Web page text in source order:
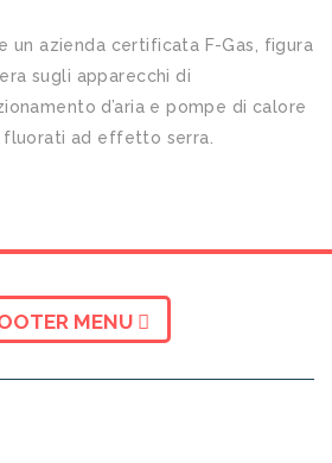
un azienda certificata F-Gas, figura
sugli apparecchi di
d’aria e pompe di calore
ad effetto serra.
MENU